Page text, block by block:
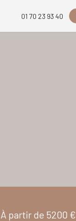
01 70 23 93 40
À partir de 5200 €